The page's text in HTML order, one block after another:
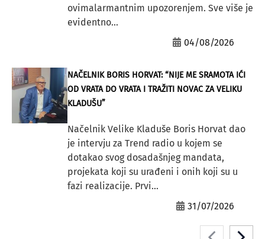
ovimalarmantnim upozorenjem. Sve više je
evidentno...
04/08/2026
NAČELNIK BORIS HORVAT: “NIJE ME SRAMOTA IĆI
OD VRATA DO VRATA I TRAŽITI NOVAC ZA VELIKU
KLADUŠU”
Načelnik Velike Kladuše Boris Horvat dao
je intervju za Trend radio u kojem se
dotakao svog dosadašnjeg mandata,
projekata koji su urađeni i onih koji su u
fazi realizacije. Prvi...
31/07/2026